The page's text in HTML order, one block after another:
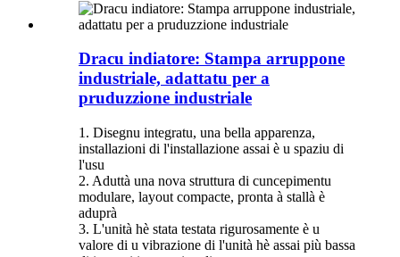
Dracu indiatore: Stampa arruppone
industriale, adattatu per a
pruduzzione industriale
1. Disegnu integratu, una bella apparenza,
installazioni di l'installazione assai è u spaziu di
l'usu
2. Aduttà una nova struttura di cuncepimentu
modulare, layout compacte, pronta à stallà è
aduprà
3. L'unità hè stata testata rigurosamente è u
valore di u vibrazione di l'unità hè assai più bassa